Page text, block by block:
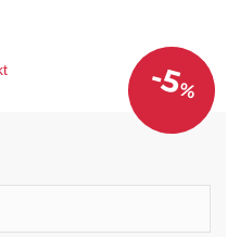
-5%